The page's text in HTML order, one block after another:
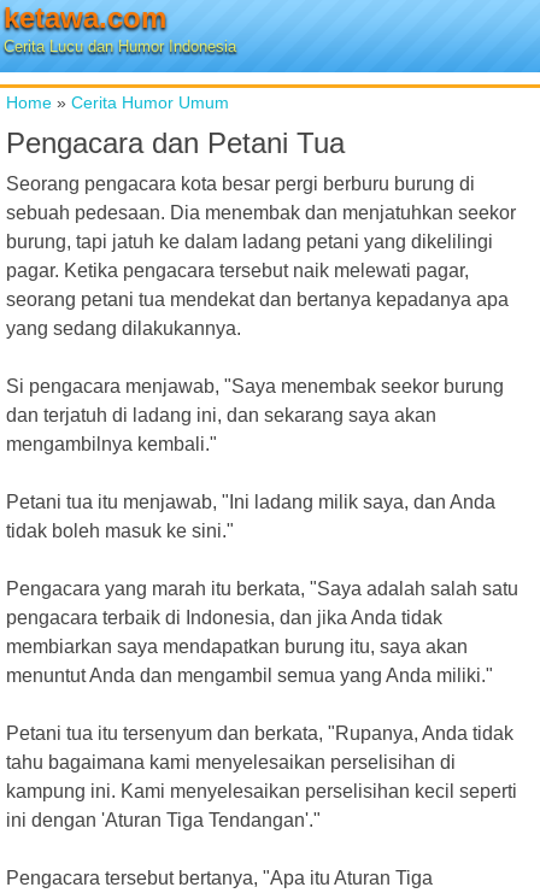
ketawa.com
Cerita Lucu dan Humor Indonesia
Home » Cerita Humor Umum
Pengacara dan Petani Tua
Seorang pengacara kota besar pergi berburu burung di
sebuah pedesaan. Dia menembak dan menjatuhkan seekor
burung, tapi jatuh ke dalam ladang petani yang dikelilingi
pagar. Ketika pengacara tersebut naik melewati pagar,
seorang petani tua mendekat dan bertanya kepadanya apa
yang sedang dilakukannya.
Si pengacara menjawab, "Saya menembak seekor burung
dan terjatuh di ladang ini, dan sekarang saya akan
mengambilnya kembali."
Petani tua itu menjawab, "Ini ladang milik saya, dan Anda
tidak boleh masuk ke sini."
Pengacara yang marah itu berkata, "Saya adalah salah satu
pengacara terbaik di Indonesia, dan jika Anda tidak
membiarkan saya mendapatkan burung itu, saya akan
menuntut Anda dan mengambil semua yang Anda miliki."
Petani tua itu tersenyum dan berkata, "Rupanya, Anda tidak
tahu bagaimana kami menyelesaikan perselisihan di
kampung ini. Kami menyelesaikan perselisihan kecil seperti
ini dengan 'Aturan Tiga Tendangan'."
Pengacara tersebut bertanya, "Apa itu Aturan Tiga